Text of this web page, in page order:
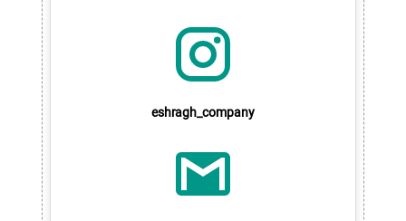
eshragh_company